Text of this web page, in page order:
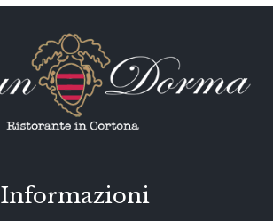
Informazioni